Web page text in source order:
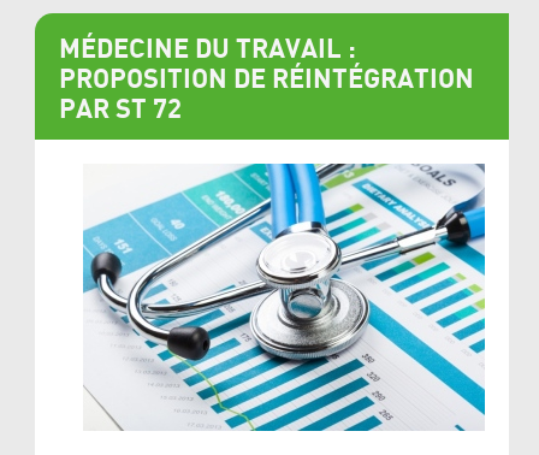
MÉDECINE DU TRAVAIL :
PROPOSITION DE RÉINTÉGRATION
PAR ST 72